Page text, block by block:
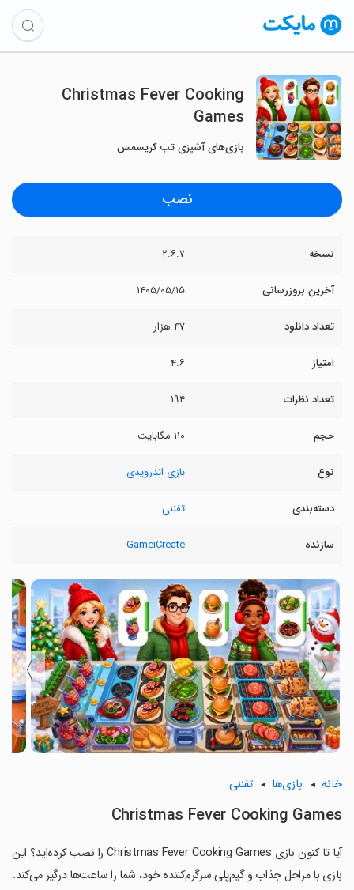
Christmas Fever Cooking
Games
بازی‌های آشپزی تب کریسمس
نصب
نسخه ۲.۶.۷
آخرین بروزرسانی ۱۴۰۵/۰۵/۱۵
تعداد دانلود ۴۷ هزار
امتیاز ۴.۶
تعداد نظرات ۱۹۴
حجم ۱۱۰ مگابایت
نوع بازی اندرویدی
دسته‌بندی تفننی
سازنده GameiCreate
〈
〉
خانه بازی‌ها تفننی
Christmas Fever Cooking Games
آیا تا کنون بازی Christmas Fever Cooking Games را نصب کرده‌اید؟ این
بازی با مراحل جذاب و گیم‌پلی سرگرم‌کننده خود، شما را ساعت‌ها درگیر می‌کند.